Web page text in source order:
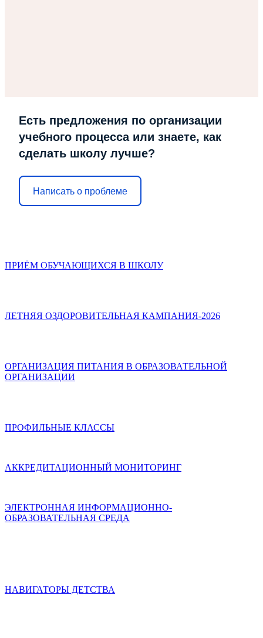
Есть предложения по организации
учебного процесса или знаете, как
сделать школу лучше?
Написать о проблеме
ПРИЁМ ОБУЧАЮЩИХСЯ В ШКОЛУ
ЛЕТНЯЯ ОЗДОРОВИТЕЛЬНАЯ КАМПАНИЯ-2026
ОРГАНИЗАЦИЯ ПИТАНИЯ В ОБРАЗОВАТЕЛЬНОЙ
ОРГАНИЗАЦИИ
ПРОФИЛЬНЫЕ КЛАССЫ
АККРЕДИТАЦИОННЫЙ МОНИТОРИНГ
ЭЛЕКТРОННАЯ ИНФОРМАЦИОННО-
ОБРАЗОВАТЕЛЬНАЯ СРЕДА
НАВИГАТОРЫ ДЕТСТВА